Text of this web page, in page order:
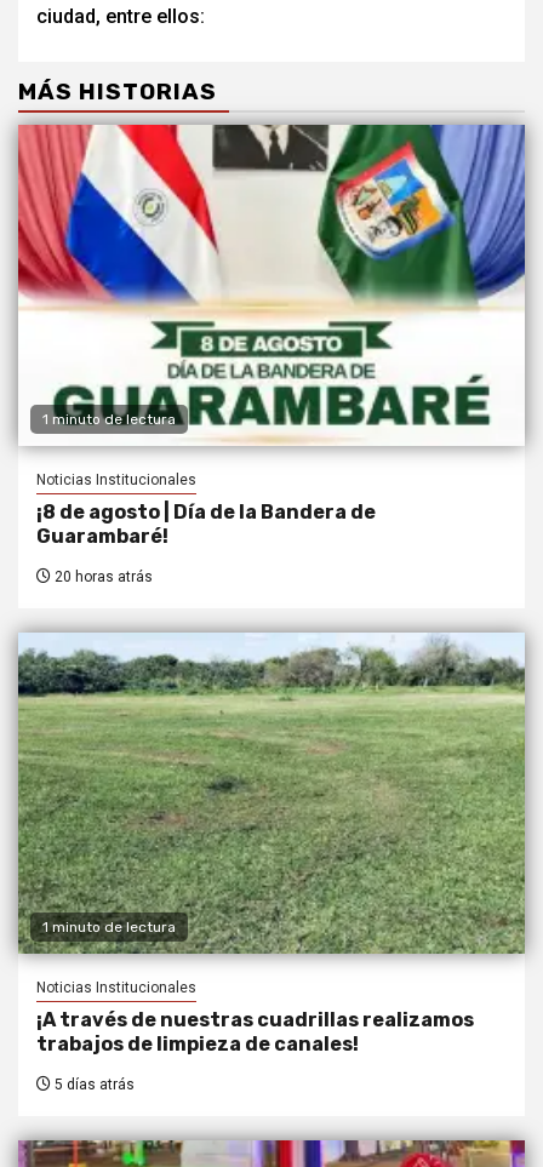
ciudad, entre ellos:
MÁS HISTORIAS
1 minuto de lectura
Noticias Institucionales
¡8 de agosto | Día de la Bandera de
Guarambaré!
20 horas atrás
1 minuto de lectura
Noticias Institucionales
¡A través de nuestras cuadrillas realizamos
trabajos de limpieza de canales!
5 días atrás